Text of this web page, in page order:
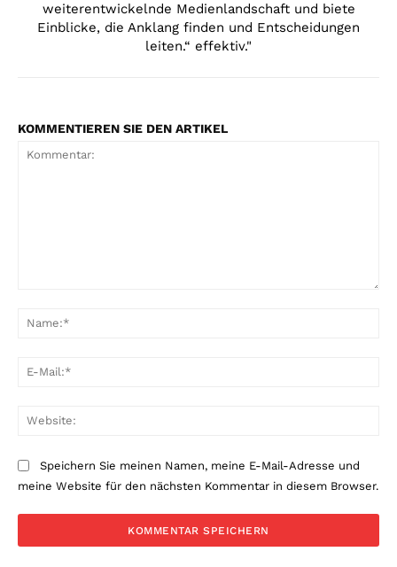
weiterentwickelnde Medienlandschaft und biete
Einblicke, die Anklang finden und Entscheidungen
leiten.“ effektiv."
KOMMENTIEREN SIE DEN ARTIKEL
Speichern Sie meinen Namen, meine E-Mail-Adresse und
meine Website für den nächsten Kommentar in diesem Browser.